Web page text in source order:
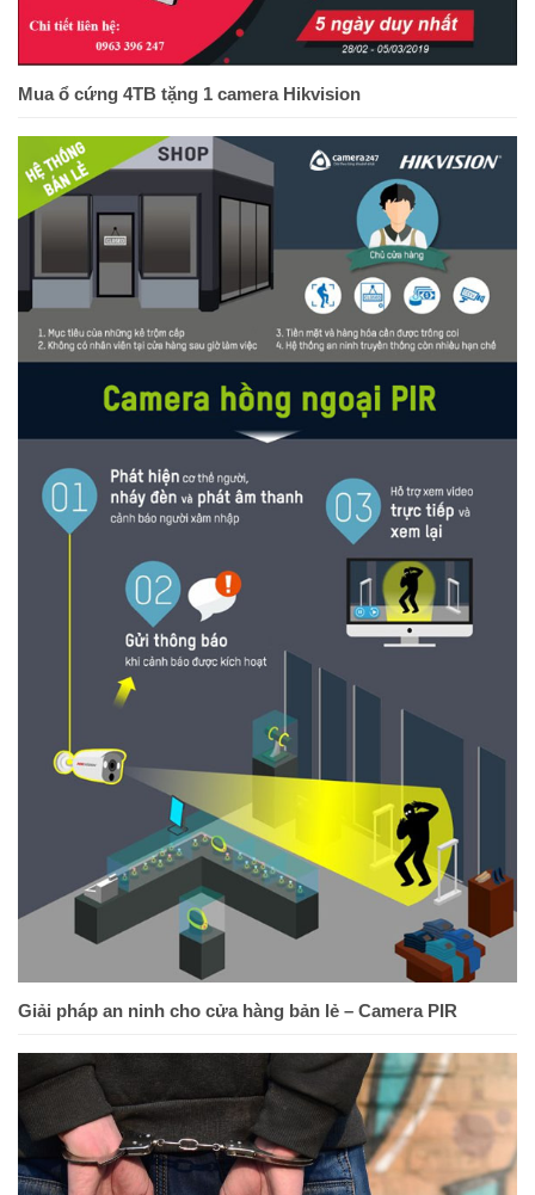
Mua ổ cứng 4TB tặng 1 camera Hikvision
Giải pháp an ninh cho cửa hàng bản lẻ – Camera PIR